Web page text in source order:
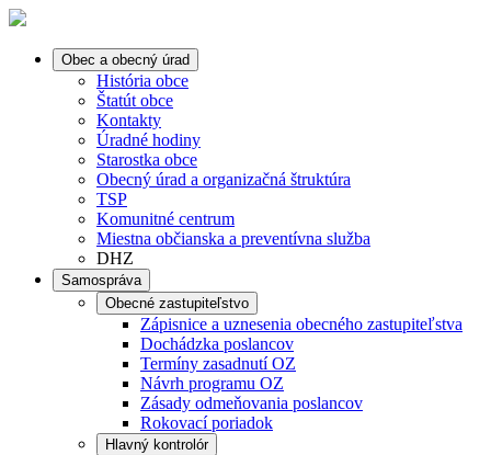
Obec a obecný úrad
História obce
Štatút obce
Kontakty
Úradné hodiny
Starostka obce
Obecný úrad a organizačná štruktúra
TSP
Komunitné centrum
Miestna občianska a preventívna služba
DHZ
Samospráva
Obecné zastupiteľstvo
Zápisnice a uznesenia obecného zastupiteľstva
Dochádzka poslancov
Termíny zasadnutí OZ
Návrh programu OZ
Zásady odmeňovania poslancov
Rokovací poriadok
Hlavný kontrolór